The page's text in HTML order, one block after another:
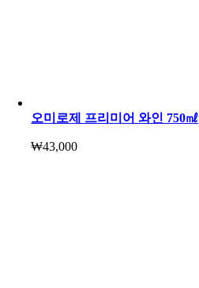
오미로제 프리미어 와인 750㎖
₩43,000